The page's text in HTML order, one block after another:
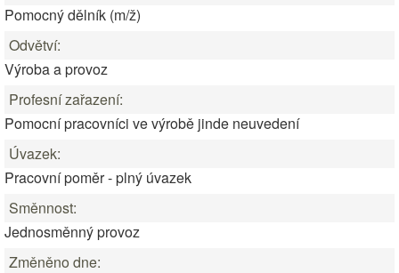
Pomocný dělník (m/ž)
Odvětví:
Výroba a provoz
Profesní zařazení:
Pomocní pracovníci ve výrobě jinde neuvedení
Úvazek:
Pracovní poměr - plný úvazek
Směnnost:
Jednosměnný provoz
Změněno dne: